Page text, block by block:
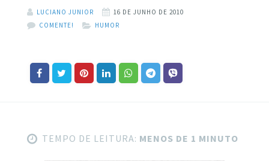
LUCIANO JUNIOR
16 DE JUNHO DE 2010
COMENTE!
HUMOR
TEMPO DE LEITURA: MENOS DE 1 MINUTO